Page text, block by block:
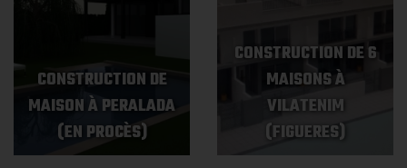
CONSTRUCTION DE
MAISON À PERALADA
(EN PROCÈS)
CONSTRUCTION DE 6
MAISONS À
VILATENIM
(FIGUERES)